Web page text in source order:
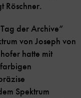
Röschner.
der Archive“
von Joseph von
hatte mit
Spektrum